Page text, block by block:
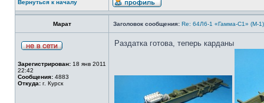
Вернуться к началу
Марат Заголовок сообщения: Re: 64Л6-1 «Гамма-С1» (М-
Зарегистрирован: 18 янв 2011
22:42
Сообщения: 4883
Откуда: г. Курск
Раздатка готова, теперь карданы